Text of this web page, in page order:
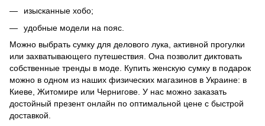
изысканные хобо;
удобные модели на пояс.
Можно выбрать сумку для делового лука, активной прогулки
или захватывающего путешествия. Она позволит диктовать
собственные тренды в моде. Купить женскую сумку в подарок
можно в одном из наших физических магазинов в Украине: в
Киеве, Житомире или Чернигове. У нас можно заказать
достойный презент онлайн по оптимальной цене с быстрой
доставкой.